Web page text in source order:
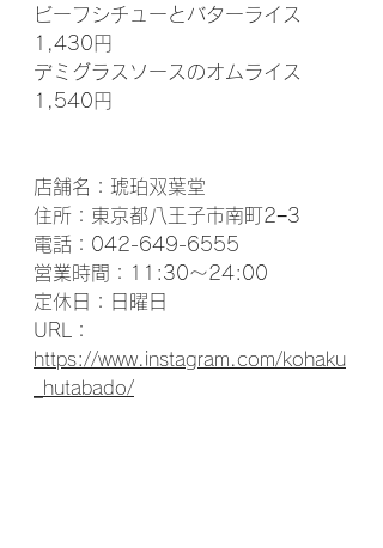
ビーフシチューとバターライス
1,430円
デミグラスソースのオムライス
1,540円
店舗名：琥珀双葉堂
住所：東京都八王子市南町2−3
電話：042-649-6555
営業時間：11:30～24:00
定休日：日曜日
URL：
https://www.instagram.com/kohaku
_hutabado/